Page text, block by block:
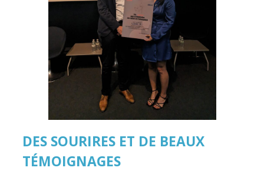
DES SOURIRES ET DE BEAUX
TÉMOIGNAGES